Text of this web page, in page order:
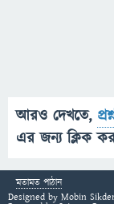
আরও দেখতে,
এর জন্য ক্লিক
মতামত পাঠান
Designed by Mobin